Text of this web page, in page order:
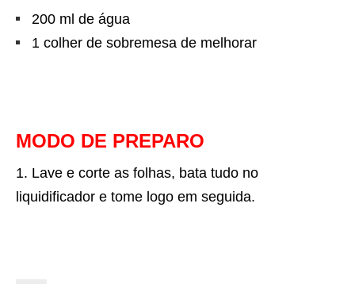
200 ml de água
1 colher de sobremesa de melhorar
MODO DE PREPARO
Lave e corte as folhas, bata tudo no
liquidificador e tome logo em seguida.